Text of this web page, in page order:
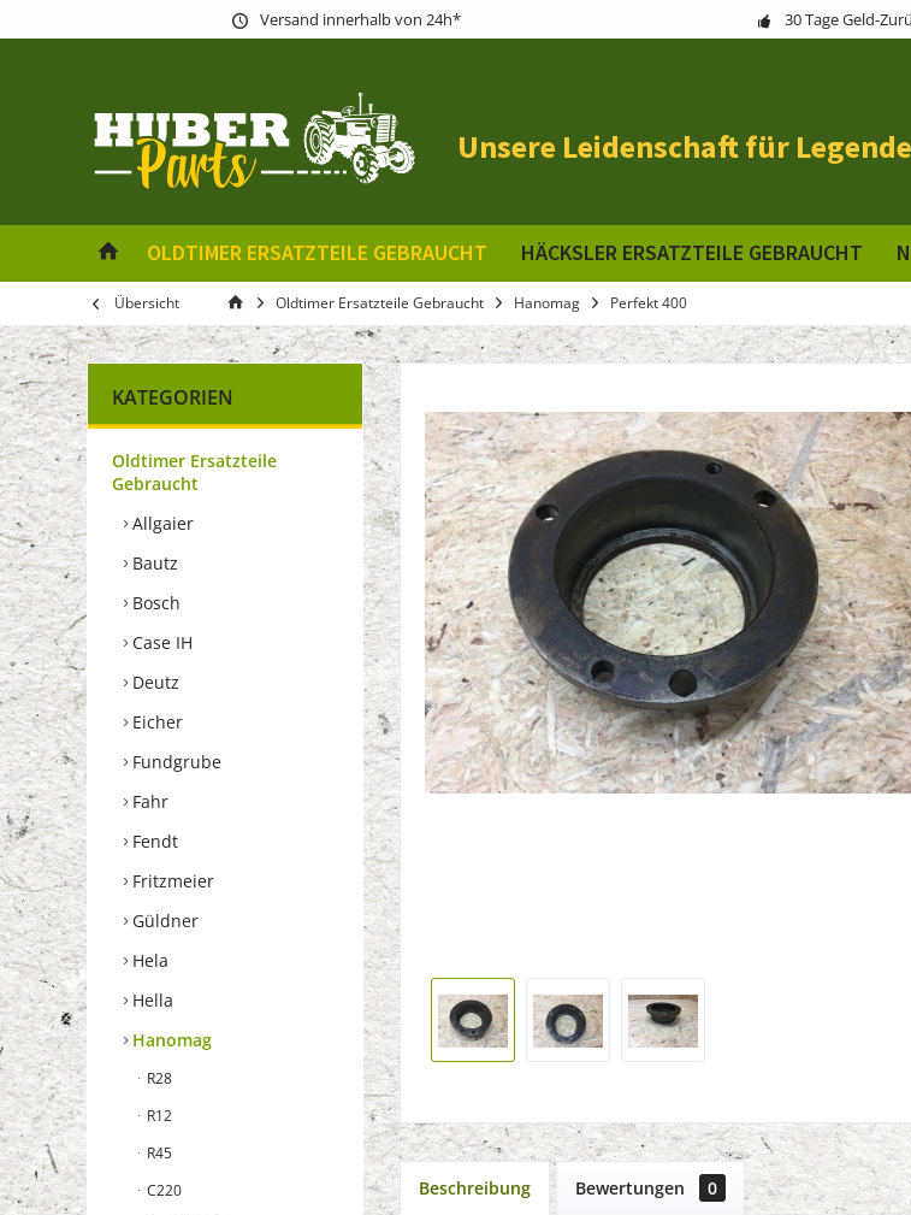
Versand innerhalb von 24h* 30 Tage Geld-
Unsere Leidenschaft für
OLDTIMER ERSATZTEILE GEBRAUCHT HÄCKSLER ERSATZTEILE GEBRAUCHT
Übersicht Oldtimer Ersatzteile Gebraucht Hanomag Perfekt 400
KATEGORIEN
Oldtimer Ersatzteile
Gebraucht
Allgaier
Bautz
Bosch
Case IH
Deutz
Eicher
Fundgrube
Fahr
Fendt
Fritzmeier
Güldner
Hela
Hella
Hanomag
R28
R12
R45
C220
Beschreibung Bewertungen 0